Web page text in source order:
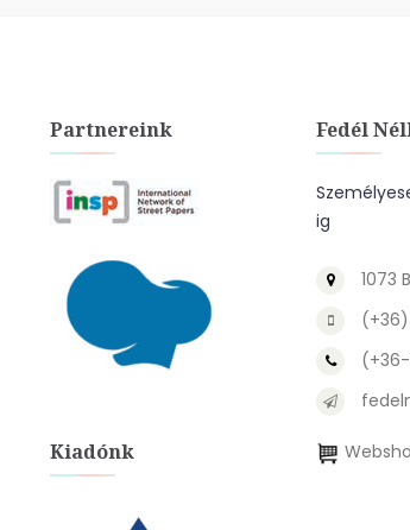
Partnereink
Kiadónk
Fedél
ig
1073